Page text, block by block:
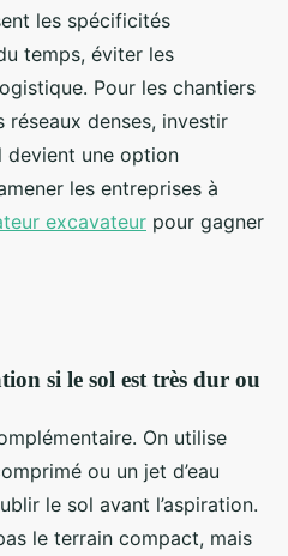
les spécificités
temps, éviter les
Pour les chantiers
réseaux denses, investir
devient une option
les entreprises à
excavateur pour gagner
si le sol est très dur ou
On utilise
ou un jet d’eau
le sol avant l’aspiration.
le terrain compact, mais